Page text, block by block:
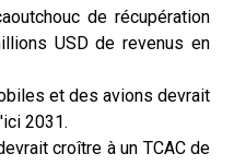
de récupération
USD de revenus en
et des avions devrait
2031.
croître à un TCAC de